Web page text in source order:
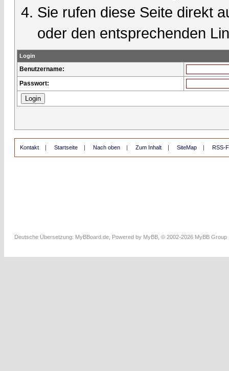
Sie rufen diese Seite direkt
oder den entsprechenden
Login
Benutzername:
Passwort:
Kontakt | Startseite | Nach oben | Zum Inhalt | SiteMap | RSS-
Deutsche Übersetzung: MyBBoard.de , Powered by MyBB , © 2002-2026 MyBB Group